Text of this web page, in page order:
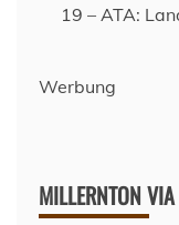
19 – ATA:
Werbung
MILLERNTON